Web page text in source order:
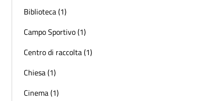
Biblioteca (1)
Campo Sportivo (1)
Centro di raccolta (1)
Chiesa (1)
Cinema (1)